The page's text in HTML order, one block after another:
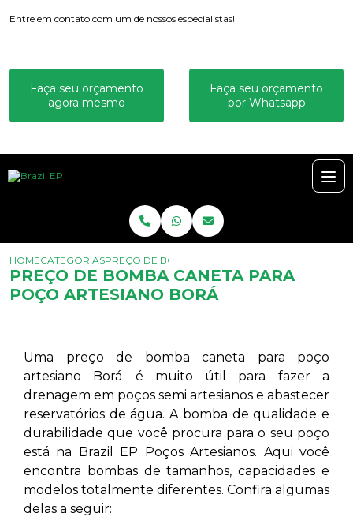
Entre em contato com um de nossos especialistas!
Faça seu orçamento
agora mesmo
Faça seu orçamento
por Whatsapp
HOMECATEGORIASPREÇO DE BOMBA CANETA PARA POÇO
PREÇO DE BOMBA CANETA PARA
POÇO ARTESIANO BORÁ
Uma preço de bomba caneta para poço
artesiano Borá
é muito útil para fazer a
drenagem em poços semi artesianos e abastecer
reservatórios de água. A bomba de qualidade e
durabilidade que você procura para o seu poço
está na Brazil EP Poços Artesianos. Aqui você
encontra bombas de tamanhos, capacidades e
modelos totalmente diferentes. Confira algumas
delas a seguir: